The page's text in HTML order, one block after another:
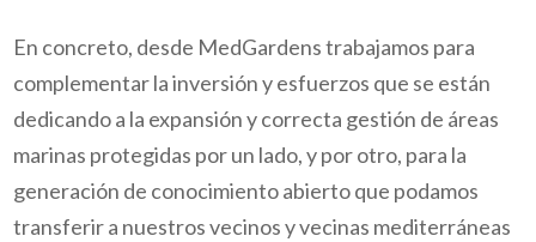
En concreto, desde MedGardens trabajamos para
complementar la inversión y esfuerzos que se están
dedicando a la expansión y correcta gestión de áreas
marinas protegidas por un lado, y por otro, para la
generación de conocimiento abierto que podamos
transferir a nuestros vecinos y vecinas mediterráneas